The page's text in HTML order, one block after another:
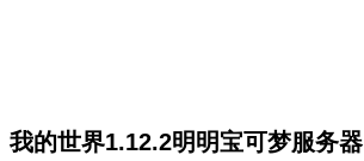
我的世界1.12.2明明宝可梦服务器